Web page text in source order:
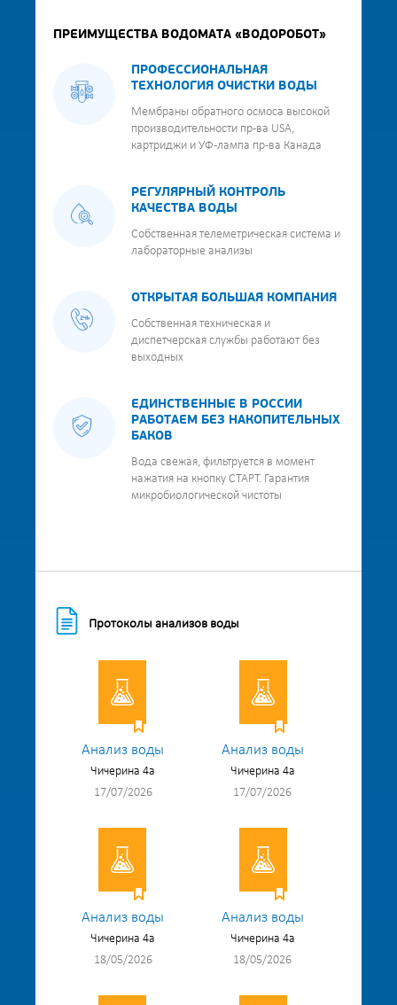
ПРЕИМУЩЕСТВА ВОДОМАТА «ВОДОРОБОТ»
ПРОФЕССИОНАЛЬНАЯ
ТЕХНОЛОГИЯ ОЧИСТКИ ВОДЫ
Мембраны обратного осмоса высокой
производительности пр-ва USA,
картриджи и УФ-лампа пр-ва Канада
РЕГУЛЯРНЫЙ КОНТРОЛЬ
КАЧЕСТВА ВОДЫ
Собственная телеметрическая система и
лабораторные анализы
ОТКРЫТАЯ БОЛЬШАЯ КОМПАНИЯ
Собственная техническая и
диспетчерская службы работают без
выходных
ЕДИНСТВЕННЫЕ В РОССИИ
РАБОТАЕМ БЕЗ НАКОПИТЕЛЬНЫХ
БАКОВ
Вода свежая, фильтруется в момент
нажатия на кнопку СТАРТ. Гарантия
микробиологической чистоты
Протоколы анализов воды
Анализ воды
Чичерина 4а
17/07/2026
Анализ воды
Чичерина 4а
17/07/2026
Анализ воды
Чичерина 4а
18/05/2026
Анализ воды
Чичерина 4а
18/05/2026